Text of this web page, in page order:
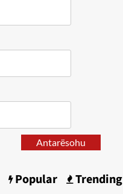
Antarësohu
Popular Trending